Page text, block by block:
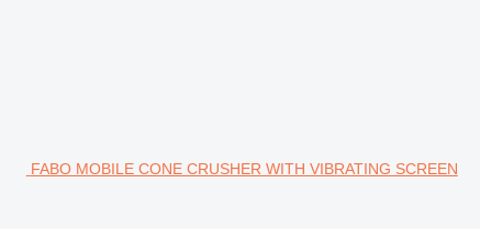
FABO MOBILE CONE CRUSHER WITH VIBRATING SCREEN